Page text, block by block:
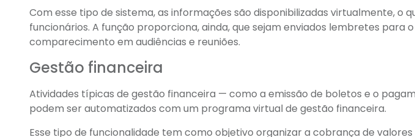
Com esse tipo de sistema, as informações são disponibilizadas virtualmente, o
funcionários. A função proporciona, ainda, que sejam enviados lembretes para
comparecimento em audiências e reuniões.
Gestão financeira
Atividades típicas de gestão financeira — como a emissão de boletos e o
podem ser automatizados com um programa virtual de gestão financeira.
Esse tipo de funcionalidade tem como objetivo organizar a cobrança de